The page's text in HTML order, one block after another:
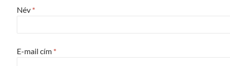
Név *
E-mail cím *